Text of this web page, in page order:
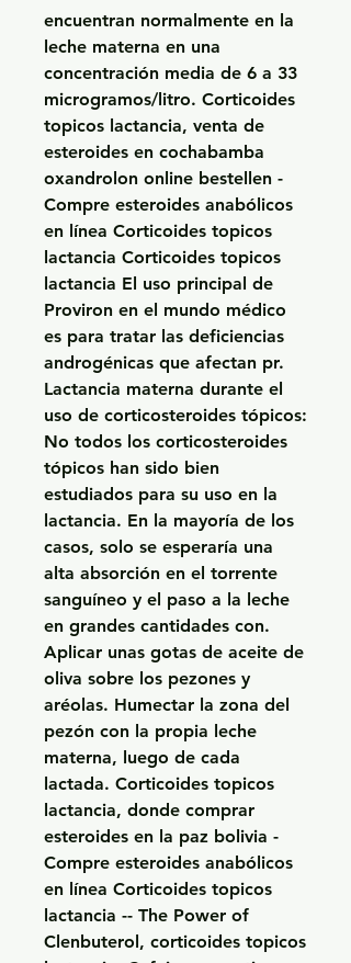
encuentran normalmente en la
leche materna en una
concentración media de 6 a 33
microgramos/litro. Corticoides
topicos lactancia, venta de
esteroides en cochabamba
oxandrolon online bestellen -
Compre esteroides anabólicos
en línea Corticoides topicos
lactancia Corticoides topicos
lactancia El uso principal de
Proviron en el mundo médico
es para tratar las deficiencias
androgénicas que afectan pr.
Lactancia materna durante el
uso de corticosteroides tópicos:
No todos los corticosteroides
tópicos han sido bien
estudiados para su uso en la
lactancia. En la mayoría de los
casos, solo se esperaría una
alta absorción en el torrente
sanguíneo y el paso a la leche
en grandes cantidades con.
Aplicar unas gotas de aceite de
oliva sobre los pezones y
aréolas. Humectar la zona del
pezón con la propia leche
materna, luego de cada
lactada. Corticoides topicos
lactancia, donde comprar
esteroides en la paz bolivia -
Compre esteroides anabólicos
en línea Corticoides topicos
lactancia -- The Power of
Clenbuterol, corticoides topicos